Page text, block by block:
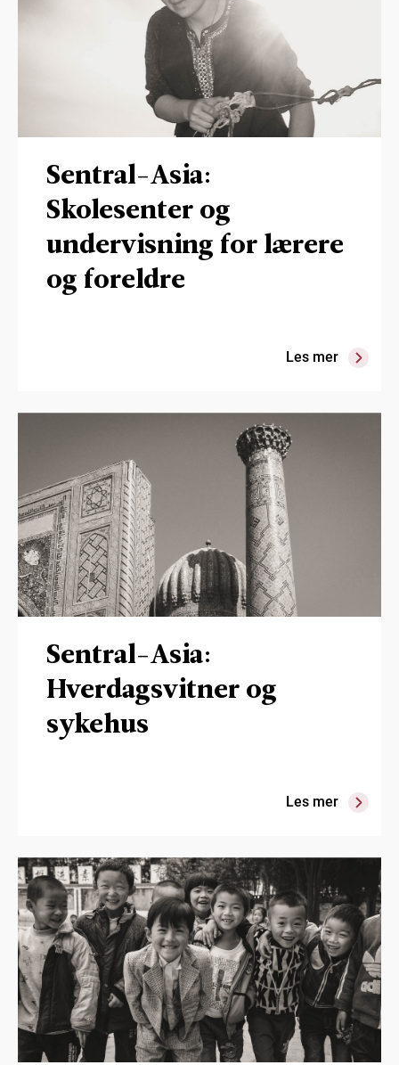
Sentral-Asia:
Skolesenter og
undervisning for lærere
og foreldre
Les mer
Sentral-Asia:
Hverdagsvitner og
sykehus
Les mer